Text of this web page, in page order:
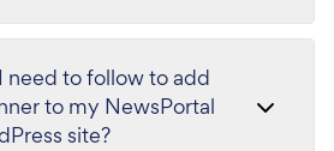
need to follow to add
to my NewsPortal
site?